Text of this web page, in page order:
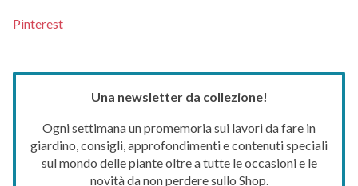
Pinterest
Una newsletter da collezione!
Ogni settimana un promemoria sui lavori da fare in
giardino, consigli, approfondimenti e contenuti speciali
sul mondo delle piante oltre a tutte le occasioni e le
novità da non perdere sullo Shop.